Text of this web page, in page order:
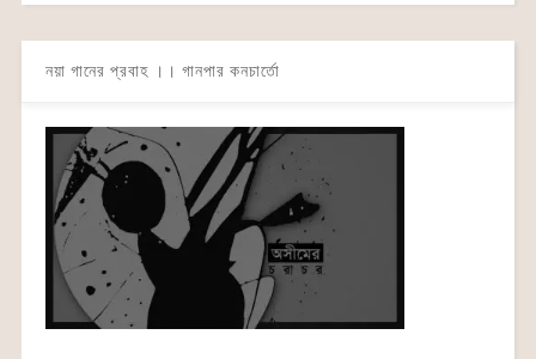
নয়া গানের প্রবাহ ।। গানপার কনচার্তো